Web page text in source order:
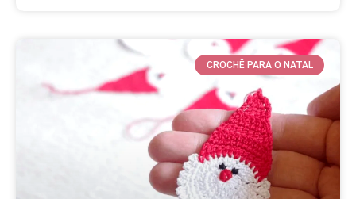
CROCHÊ PARA O NATAL